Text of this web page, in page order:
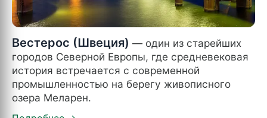
Вестерос (Швеция) — один из старейших
городов Северной Европы, где средневековая
история встречается с современной
промышленностью на берегу живописного
озера Меларен.